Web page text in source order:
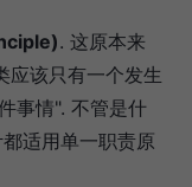
. 这原本来
应该只有一个发生
事情". 不管是什
适用单一职责原